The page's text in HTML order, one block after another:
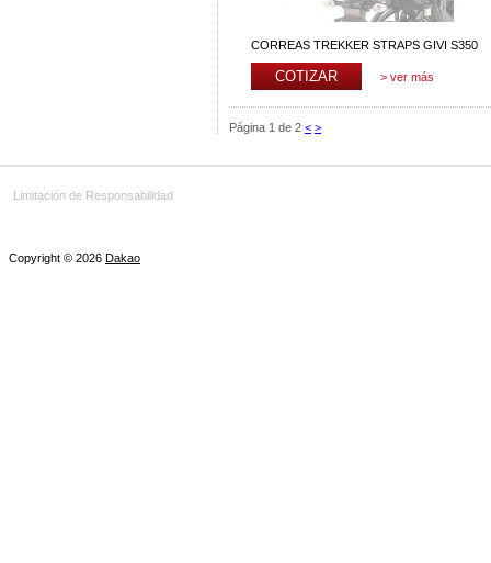
CORREAS TREKKER STRAPS GIVI S350
> ver más
Página 1 de 2 < >
Limitación de Responsabilidad
Copyright © 2026 Dakao